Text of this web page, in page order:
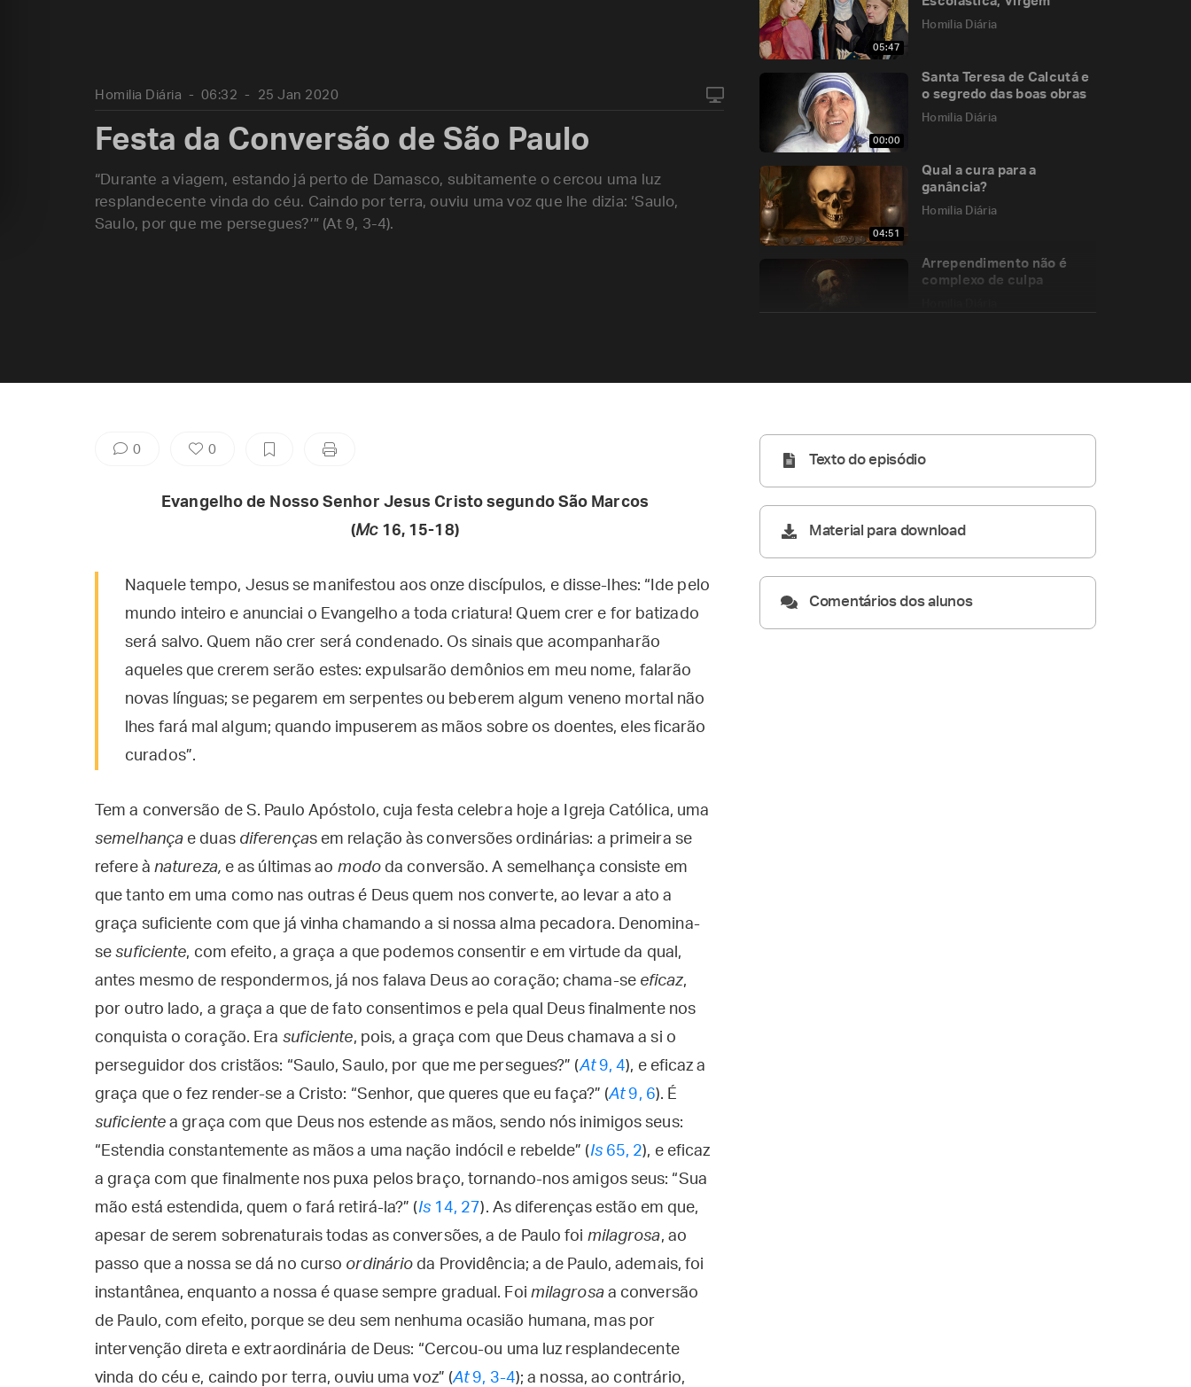
05:47
Homilia Diária
00:00
Santa Teresa de Calcutá e
o segredo das boas obras
Homilia Diária
04:51
Qual a cura para a
ganância?
Homilia Diária
Arrependimento não é
complexo de culpa
Homilia Diária 06:32 25 Jan 2020
Festa da Conversão de São Paulo
“Durante a viagem, estando já perto de Damas­co, subitamente o cercou uma luz
resplandecente vinda do céu. Caindo por terra, ouviu uma voz que lhe dizia: ‘Saulo,
Saulo, por que me persegues?’” (At 9, 3-4).
0 0
Evangelho de Nosso Senhor Jesus Cristo segundo São Marcos
(Mc 16, 15-18)
Naquele tempo, Jesus se manifestou aos onze discípulos, e disse-lhes: “Ide pelo
mundo inteiro e anunciai o Evangelho a toda criatura! Quem crer e for batizado
será salvo. Quem não crer será condenado. Os sinais que acompanharão
aqueles que crerem serão estes: expulsarão demônios em meu nome, falarão
novas línguas; se pegarem em serpentes ou beberem algum veneno mortal não
lhes fará mal algum; quando impuserem as mãos sobre os doentes, eles ficarão
curados”.
Tem a conversão de S. Paulo Apóstolo, cuja festa celebra hoje a Igreja Católica, uma
semelhança e duas diferenças em relação às conversões ordinárias: a primeira se
refere à natureza, e as últimas ao mododa conversão. A semelhança consiste em
que tanto em uma como nas outras é Deus quem nos converte, ao levar a ato a
graça suficiente com que já vinha chamando a si nossa alma pecadora. Denomina-
sesuficiente, com efeito, a graça a que podemos consentir e em virtude da qual,
antes mesmo de respondermos, já nos falava Deus ao coração; chama-se eficaz,
por outro lado, a graça a que de fato consentimos e pela qual Deus finalmente nos
conquista o coração. Era suficiente, pois, a graça com que Deus chamava a si o
perseguidor dos cristãos: “Saulo, Saulo, por que me persegues?” (At9, 4), e eficaz a
graça que o fez render-se a Cristo: “Senhor, que queres que eu faça?” (At9, 6). É
suficiente a graça com que Deus nos estende as mãos, sendo nós inimigos seus:
“Estendia constantemente as mãos a uma nação indócil e rebelde” (Is65, 2), e eficaz
a graça com que finalmente nos puxa pelos braço, tornando-nos amigos seus: “Sua
mão está estendida, quem o fará retirá-la?” (Is14, 27). As diferenças estão em que,
apesar de serem sobrenaturais todas as conversões, a de Paulo foi milagrosa, ao
passo que a nossa se dá no curso ordinário da Providência; a de Paulo, ademais, foi
instantânea, enquanto a nossa é quase sempre gradual. Foi milagrosaa conversão
de Paulo, com efeito, porque se deu sem nenhuma ocasião humana, mas por
intervenção direta e extraordinária de Deus: “Cercou-ou uma luz resplandecente
vinda do céu e, caindo por terra, ouviu uma voz” (At9, 3-4); a nossa, ao contrário,
Texto do episódio
Material para download
Comentários dos alunos